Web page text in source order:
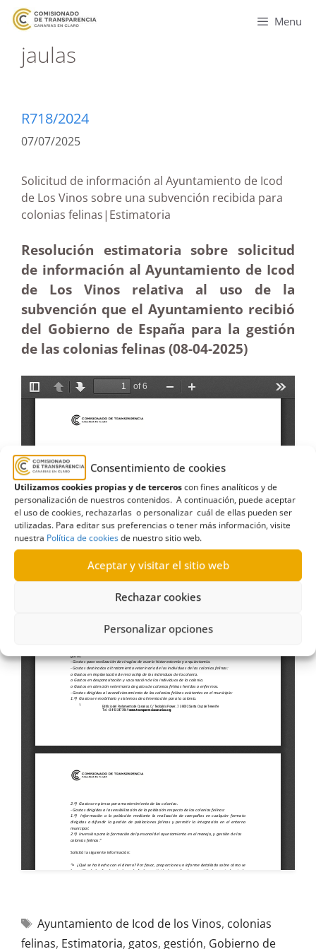
Consentimiento de cookies
Utilizamos cookies propias y de terceroscon fines analíticos y de
personalización de nuestros contenidos. A continuación, puede aceptar
el uso de cookies, rechazarlas o personalizar cuál de ellas pueden ser
utilizadas. Para editar sus preferencias o tener más información, visite
nuestra Política de cookiesde nuestro sitio web.
Aceptar y visitar el sitio web
Rechazar cookies
Personalizar opciones
Menu
jaulas
R718/2024
07/07/2025
Solicitud de información al Ayuntamiento de Icod
de Los Vinos sobre una subvención recibida para
colonias felinas|Estimatoria
Resolución estimatoria sobre solicitud
de información al Ayuntamiento de Icod
de Los Vinos relativa al uso de la
subvención que el Ayuntamiento recibió
del Gobierno de España para la gestión
de las colonias felinas (08-04-2025)
Ayuntamiento de Icod de los Vinos, colonias
felinas, Estimatoria, gatos, gestión, Gobierno de